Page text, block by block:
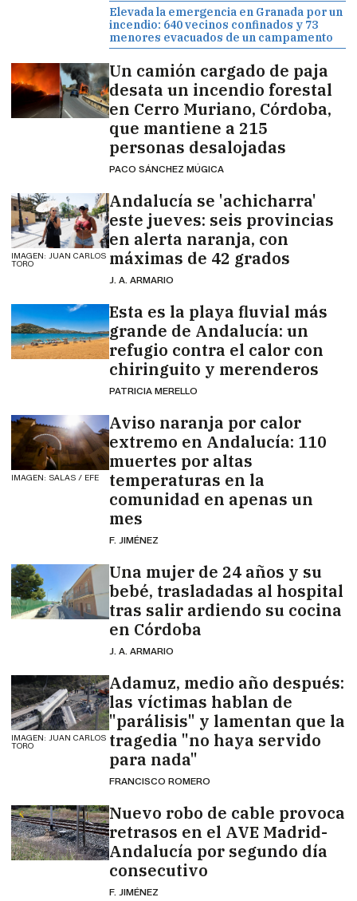
Elevada la emergencia en Granada por un
incendio: 640 vecinos confinados y 73
menores evacuados de un campamento
Un camión cargado de paja
desata un incendio forestal
en Cerro Muriano, Córdoba,
que mantiene a 215
personas desalojadas
PACO SÁNCHEZ MÚGICA
IMAGEN: JUAN CARLOS
TORO
Andalucía se 'achicharra'
este jueves: seis provincias
en alerta naranja, con
máximas de 42 grados
J. A. ARMARIO
Esta es la playa fluvial más
grande de Andalucía: un
refugio contra el calor con
chiringuito y merenderos
PATRICIA MERELLO
IMAGEN: SALAS / EFE
Aviso naranja por calor
extremo en Andalucía: 110
muertes por altas
temperaturas en la
comunidad en apenas un
mes
F. JIMÉNEZ
Una mujer de 24 años y su
bebé, trasladadas al hospital
tras salir ardiendo su cocina
en Córdoba
J. A. ARMARIO
IMAGEN: JUAN CARLOS
TORO
Adamuz, medio año después:
las víctimas hablan de
"parálisis" y lamentan que la
tragedia "no haya servido
para nada"
FRANCISCO ROMERO
Nuevo robo de cable provoca
retrasos en el AVE Madrid-
Andalucía por segundo día
consecutivo
F. JIMÉNEZ